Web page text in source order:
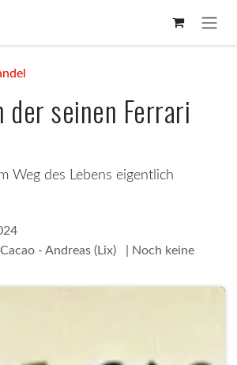
der seinen Ferrari
Weg des Lebens eigentlich
- Andreas (Lix)
| Noch keine